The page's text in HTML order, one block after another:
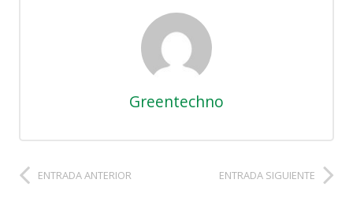
Greentechno
ENTRADA ANTERIOR ENTRADA SIGUIENTE